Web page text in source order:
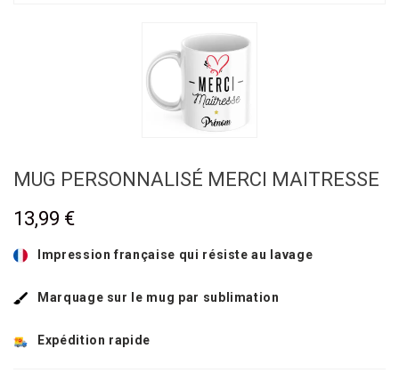
MUG PERSONNALISÉ MERCI MAITRESSE
13,99 €
Impression française qui résiste au lavage
Marquage sur le mug par sublimation
Expédition rapide